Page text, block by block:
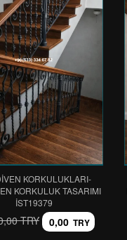
KORKULUKLARI-
KORKULUK TASARIMI
IST19379
TRY 0,00 TRY